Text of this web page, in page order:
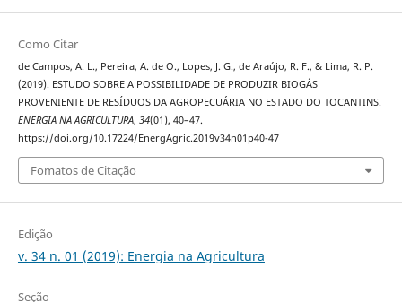
Como Citar
de Campos, A. L., Pereira, A. de O., Lopes, J. G., de Araújo, R. F., & Lima, R. P.
(2019). ESTUDO SOBRE A POSSIBILIDADE DE PRODUZIR BIOGÁS
PROVENIENTE DE RESÍDUOS DA AGROPECUÁRIA NO ESTADO DO TOCANTINS.
ENERGIA NA AGRICULTURA, 34(01), 40–47.
https://doi.org/10.17224/EnergAgric.2019v34n01p40-47
Fomatos de Citação
Edição
v. 34 n. 01 (2019): Energia na Agricultura
Seção